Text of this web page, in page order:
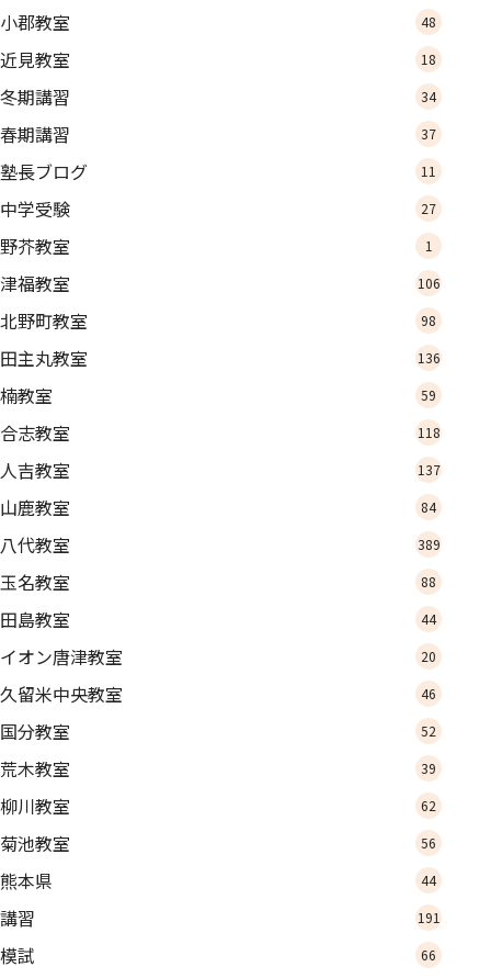
小郡教室 48
近見教室 18
冬期講習 34
春期講習 37
塾長ブログ 11
中学受験 27
野芥教室 1
津福教室 106
北野町教室 98
田主丸教室 136
楠教室 59
合志教室 118
人吉教室 137
山鹿教室 84
八代教室 389
玉名教室 88
田島教室 44
イオン唐津教室 20
久留米中央教室 46
国分教室 52
荒木教室 39
柳川教室 62
菊池教室 56
熊本県 44
講習 191
模試 66